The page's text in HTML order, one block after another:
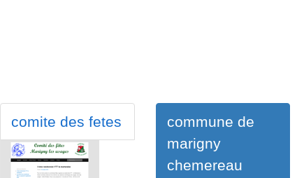
comite des fetes
commune de
marigny
chemereau